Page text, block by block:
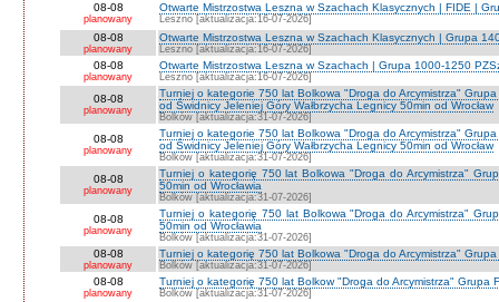
08-08
planowany
Otwarte Mistrzostwa Leszna w Szachach Klasycznych | FIDE |
Leszno [aktualizacja:16-07-2026]
08-08
planowany
Otwarte Mistrzostwa Leszna w Szachach Klasycznych | Grupa
Leszno [aktualizacja:16-07-2026]
08-08
planowany
Otwarte Mistrzostwa Leszna w Szachach | Grupa 1000-1250
Leszno [aktualizacja:16-07-2026]
08-08
planowany
Turniej o kategorie 750 lat Bolkowa "Droga do Arcymistrza"
od Świdnicy Jeleniej Góry Wałbrzycha Legnicy 50min od Wrocław
Bolków [aktualizacja:31-07-2026]
08-08
planowany
Turniej o kategorie 750 lat Bolkowa "Droga do Arcymistrza"
od Świdnicy Jeleniej Góry Wałbrzycha Legnicy 50min od Wrocław
Bolków [aktualizacja:31-07-2026]
08-08
planowany
Turniej o kategorię 750 lat Bolkowa "Droga do Arcymistrza"
50min od Wrocławia
Bolków [aktualizacja:31-07-2026]
08-08
planowany
Turniej o kategorię 750 lat Bolkowa "Droga do Arcymistrza"
50min od Wrocławia
Bolków [aktualizacja:31-07-2026]
08-08
planowany
Turniej o kategorię 750 lat Bolkowa "Droga do Arcymistrza"
Bolków [aktualizacja:31-07-2026]
08-08
planowany
Turniej o kategorię 750 lat Bolkow "Droga do Arcymistrza" Grupa
Bolków [aktualizacja:31-07-2026]